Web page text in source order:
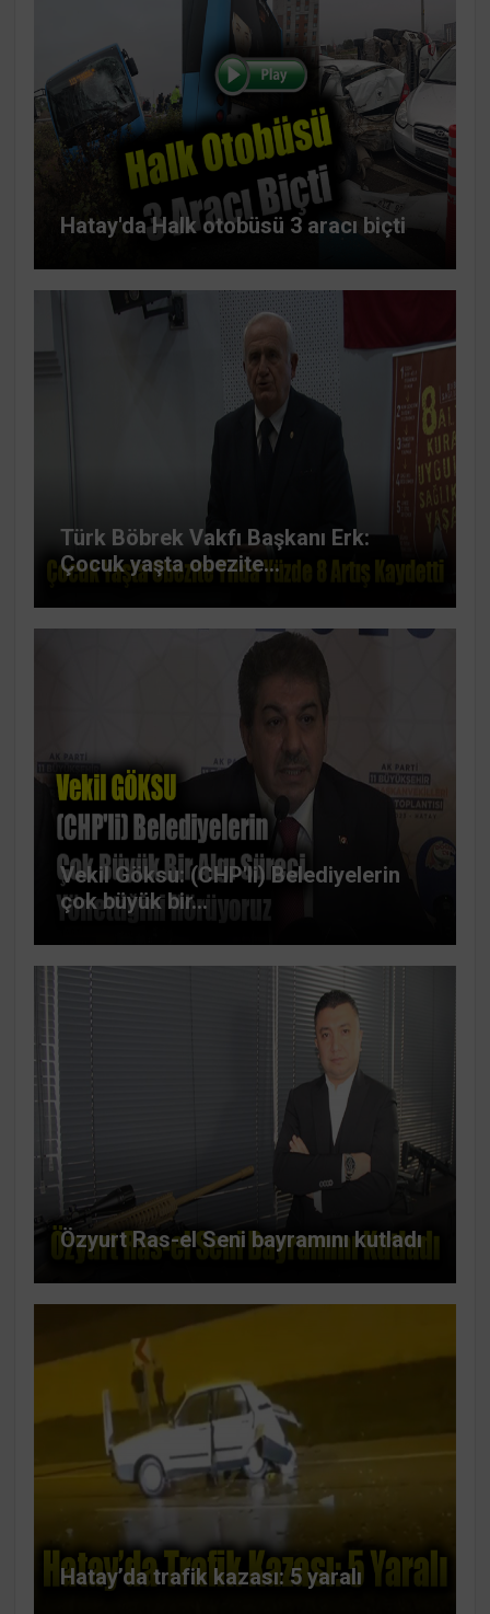
Hatay'da Halk otobüsü 3 aracı biçti
Türk Böbrek Vakfı Başkanı Erk:
Çocuk yaşta obezite...
Vekil Göksu: (CHP'li) Belediyelerin
çok büyük bir...
Özyurt Ras-el Seni bayramını kutladı
Hatay’da trafik kazası: 5 yaralı